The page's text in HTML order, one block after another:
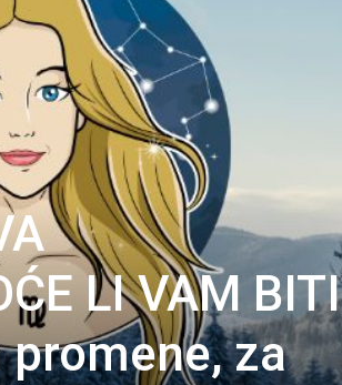
LI VAM BITI
promene, za